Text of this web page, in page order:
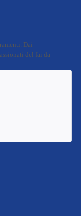
Dai
del fai da